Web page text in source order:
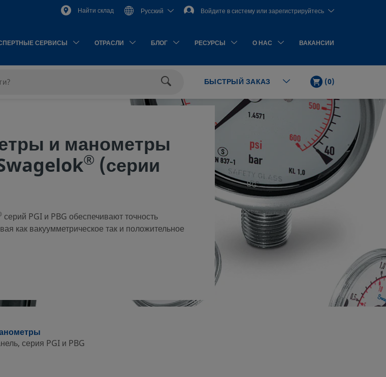
Найти склад Русский Войдите в систему или зарегистрируйтесь
СЕРВИСЫ ОТРАСЛИ БЛОГ РЕСУРСЫ О НАС ВАКАНСИИ
БЫСТРЫЙ ЗАКАЗ КОРЗИНА
(0)КОЛ-
ЭЛЕМЕНТОВ
и манометры
® (серии
серий PGI и PBG обеспечивают точность
как вакуумметрическое так и положительное
серия PGI и PBG